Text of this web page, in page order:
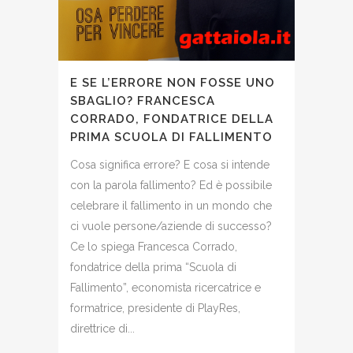
E SE L’ERRORE NON FOSSE UNO
SBAGLIO? FRANCESCA
CORRADO, FONDATRICE DELLA
PRIMA SCUOLA DI FALLIMENTO
Cosa significa errore? E cosa si intende
con la parola fallimento? Ed è possibile
celebrare il fallimento in un mondo che
ci vuole persone/aziende di successo?
Ce lo spiega Francesca Corrado,
fondatrice della prima “Scuola di
Fallimento”, economista ricercatrice e
formatrice, presidente di PlayRes,
direttrice di...